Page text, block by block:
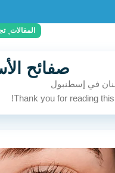
المقالات,
صفائح
في إسطنبول
Thank you for reading